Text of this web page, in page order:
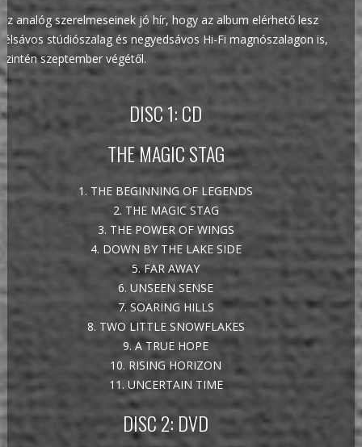
Az analóg szerelmeseinek jó hír, hogy az album elérhető lesz
félsávos stúdiószalag és negyedsávos Hi-Fi magnószalagon is,
szintén szeptember végétől.
DISC 1: CD
THE MAGIC STAG
1. THE BEGINNING OF LEGENDS
2. THE MAGIC STAG
3. THE POWER OF WINGS
4. DOWN BY THE LAKE SIDE
5. FAR AWAY
6. UNSEEN SENSE
7. SOARING HILLS
8. TWO LITTLE SNOWFLAKES
9. A TRUE HOPE
10. RISING HORIZON
11. UNCERTAIN TIME
DISC 2: DVD